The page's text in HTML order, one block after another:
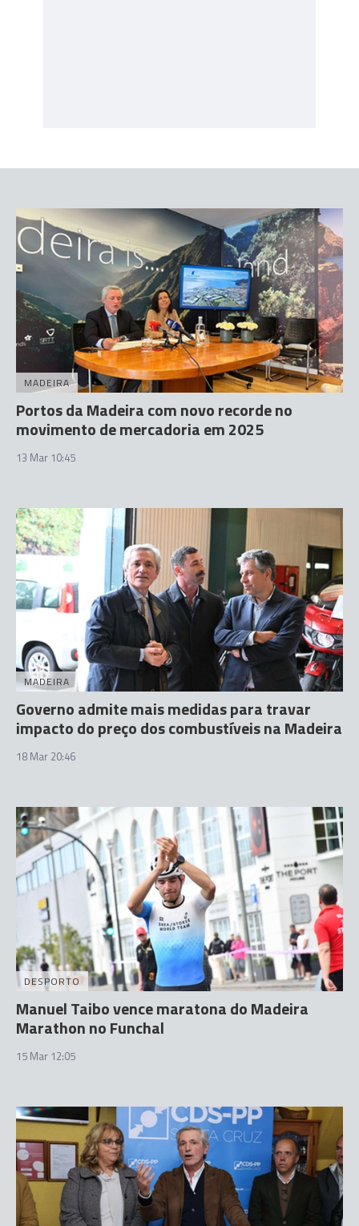
MADEIRA
Portos da Madeira com novo recorde no
movimento de mercadoria em 2025
13 Mar 10:45
MADEIRA
Governo admite mais medidas para travar
impacto do preço dos combustíveis na Madeira
18 Mar 20:46
DESPORTO
Manuel Taibo vence maratona do Madeira
Marathon no Funchal
15 Mar 12:05